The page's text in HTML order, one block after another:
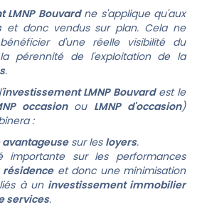
LMNP Bouvardne s'applique qu'aux
et donc vendus sur plan. Cela ne
d'une réelle visibilité du
pérennité de l'exploitation de la
.
investissement LMNP Bouvardest le
occasionou LMNP d'occasion)
:
sur les loyers.
importante sur les performances
résidenceet donc une minimisation
à un investissement immobilier
services.